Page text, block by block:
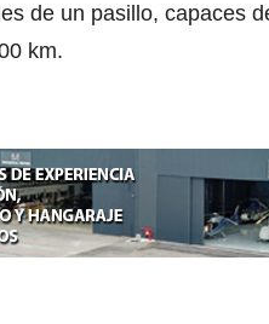
de un pasillo, capaces
km.